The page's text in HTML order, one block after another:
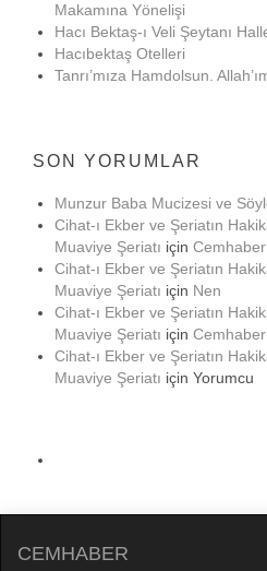
Makamına Yönelişi
Hacı Bektaş-ı Veli Şeytanı
Hacıbektaş Otelleri
Tanrı’mıza Hamdolsun.
SON YORUMLAR
Munzur Baba Mucizesi ve
Cihat-ı Ekber ve Şeriatın
Muaviye Şeriatı için Cemhaber
Cihat-ı Ekber ve Şeriatın
Muaviye Şeriatı için Nen
Cihat-ı Ekber ve Şeriatın
Muaviye Şeriatı için Cemhaber
Cihat-ı Ekber ve Şeriatın
Muaviye Şeriatı için Yorumcu
CEMHABER